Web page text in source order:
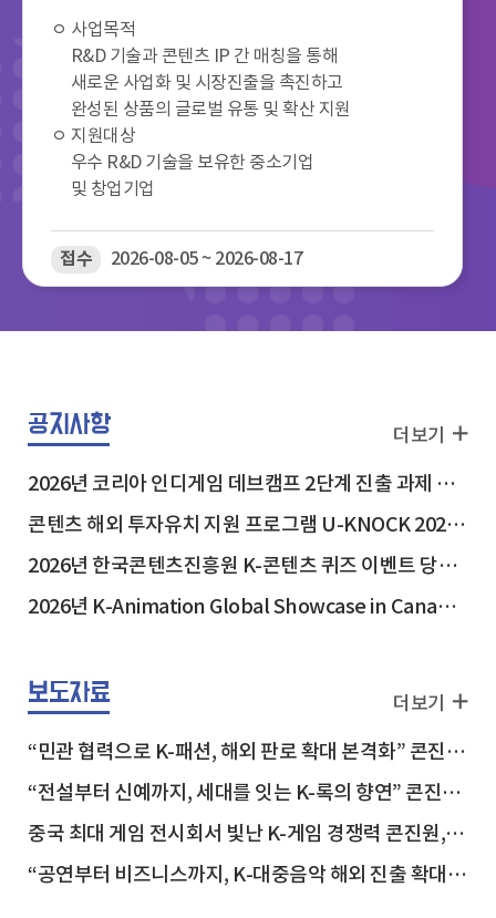
공고
ㅇ 사업목적
R&D 기술과 콘텐츠 IP 간 매칭을 통해
새로운 사업화 및 시장진출을 촉진하고
완성된 상품의 글로벌 유통 및 확산 지원
ㅇ 지원대상
우수 R&D 기술을 보유한 중소기업
및 창업기업
접수 2026-08-05 ~ 2026-08-17
공지사항
2026년 코리아 인디게임 데브캠프 2단계 진출 과제 안내
콘텐츠 해외 투자유치 지원 프로그램 U-KNOCK 2026 in USA 참가기업 최종 선정결과
2026년 한국콘텐츠진흥원 K-콘텐츠 퀴즈 이벤트 당첨자 발표
2026년 K-Animation Global Showcase in Canada 참가기업 선정결과 안내
더보기
보도자료
“민관 협력으로 K-패션, 해외 판로 확대 본격화” 콘진원-현대백화점, 해외 진출 지원 업무협약 체결
“전설부터 신예까지, 세대를 잇는 K-록의 향연” 콘진원, ‘2026 위드 스테이지 앤드 시즌6’ 개최
중국 최대 게임 전시회서 빛난 K-게임 경쟁력 콘진원, ‘차이나조이 2026’ 한국공동관 성료
“공연부터 비즈니스까지, K-대중음악 해외 진출 확대” 콘진원, ‘코리아 스포트라이트 @인도네시아’ 개최
더보기